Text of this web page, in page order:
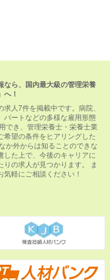
なら、国内最大級の管理栄養
！
人7件を掲載中です。病院、
パートなどの多様な雇用形態
でき、管理栄養士・栄養士業
希望の条件をヒアリングした
か外からは知ることのできな
した上で、今後のキャリアに
の求人が見つかります。 ま
軽にご相談ください！